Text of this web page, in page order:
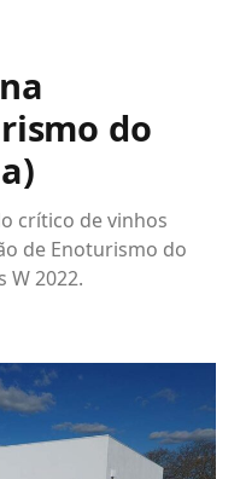
do
crítico de vinhos
de Enoturismo do
W 2022.